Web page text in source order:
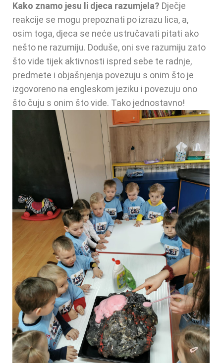
Kako znamo jesu li djeca razumjela? Dječje
reakcije se mogu prepoznati po izrazu lica, a,
osim toga, djeca se neće ustručavati pitati ako
nešto ne razumiju. Doduše, oni sve razumiju zato
što vide tijek aktivnosti ispred sebe te radnje,
predmete i objašnjenja povezuju s onim što je
izgovoreno na engleskom jeziku i povezuju ono
što čuju s onim što vide. Tako jednostavno!